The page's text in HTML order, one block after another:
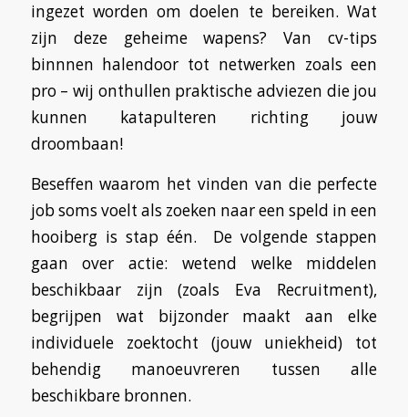
ingezet worden om doelen te bereiken. Wat
zijn deze geheime wapens? Van cv-tips
binnnen halendoor tot netwerken zoals een
pro – wij onthullen praktische adviezen die jou
kunnen katapulteren richting jouw
droombaan!
Beseffen waarom het vinden van die perfecte
job soms voelt als zoeken naar een speld in een
hooiberg is stap één. De volgende stappen
gaan over actie: wetend welke middelen
beschikbaar zijn (zoals Eva Recruitment),
begrijpen wat bijzonder maakt aan elke
individuele zoektocht (jouw uniekheid) tot
behendig manoeuvreren tussen alle
beschikbare bronnen.